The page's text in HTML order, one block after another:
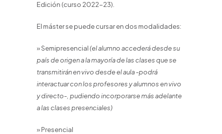
Edición (curso 2022-23).
El máster se puede cursar en dos modalidades:
» Semipresencial(el alumno accederá desde su
país de origen a la mayoría de las clases que se
transmitirán en vivo desde el aula -podrá
interactuar con los profesores y alumnos en vivo
y directo-, pudiendo incorporarse más adelante
a las clases presenciales)
» Presencial